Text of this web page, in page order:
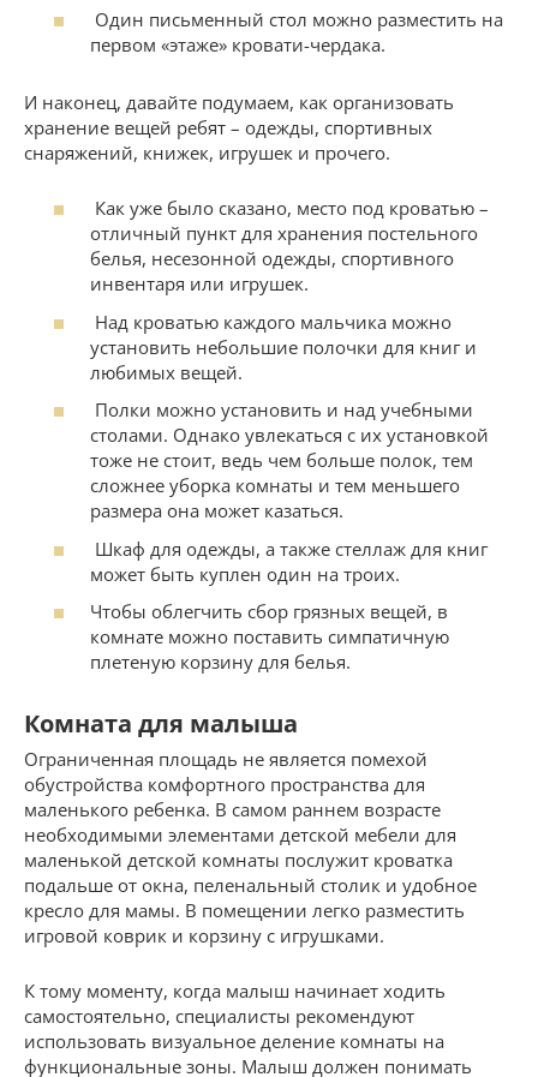
Один письменный стол можно разместить на
первом «этаже» кровати-чердака.
И наконец, давайте подумаем, как организовать
хранение вещей ребят – одежды, спортивных
снаряжений, книжек, игрушек и прочего.
Как уже было сказано, место под кроватью –
отличный пункт для хранения постельного
белья, несезонной одежды, спортивного
инвентаря или игрушек.
Над кроватью каждого мальчика можно
установить небольшие полочки для книг и
любимых вещей.
Полки можно установить и над учебными
столами. Однако увлекаться с их установкой
тоже не стоит, ведь чем больше полок, тем
сложнее уборка комнаты и тем меньшего
размера она может казаться.
Шкаф для одежды, а также стеллаж для книг
может быть куплен один на троих.
Чтобы облегчить сбор грязных вещей, в
комнате можно поставить симпатичную
плетеную корзину для белья.
Комната для малыша
Ограниченная площадь не является помехой
обустройства комфортного пространства для
маленького ребенка. В самом раннем возрасте
необходимыми элементами детской мебели для
маленькой детской комнаты послужит кроватка
подальше от окна, пеленальный столик и удобное
кресло для мамы. В помещении легко разместить
игровой коврик и корзину с игрушками.
К тому моменту, когда малыш начинает ходить
самостоятельно, специалисты рекомендуют
использовать визуальное деление комнаты на
функциональные зоны. Малыш должен понимать